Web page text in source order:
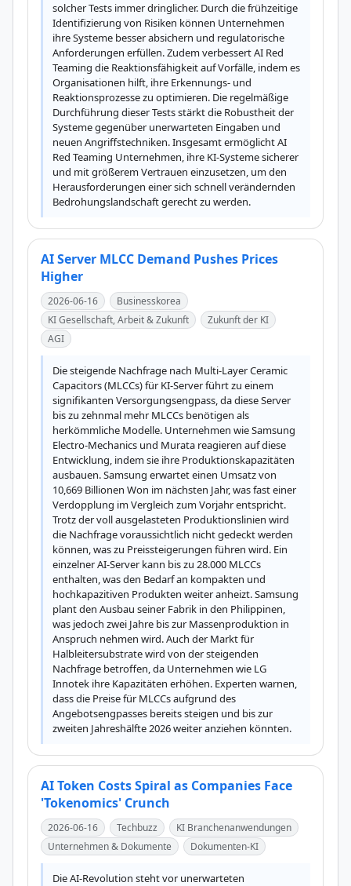
solcher Tests immer dringlicher. Durch die frühzeitige
Identifizierung von Risiken können Unternehmen
ihre Systeme besser absichern und regulatorische
Anforderungen erfüllen. Zudem verbessert AI Red
Teaming die Reaktionsfähigkeit auf Vorfälle, indem es
Organisationen hilft, ihre Erkennungs- und
Reaktionsprozesse zu optimieren. Die regelmäßige
Durchführung dieser Tests stärkt die Robustheit der
Systeme gegenüber unerwarteten Eingaben und
neuen Angriffstechniken. Insgesamt ermöglicht AI
Red Teaming Unternehmen, ihre KI-Systeme sicherer
und mit größerem Vertrauen einzusetzen, um den
Herausforderungen einer sich schnell verändernden
Bedrohungslandschaft gerecht zu werden.
AI Server MLCC Demand Pushes Prices
Higher
2026-06-16
Businesskorea
KI Gesellschaft, Arbeit & Zukunft
Zukunft der KI
AGI
Die steigende Nachfrage nach Multi-Layer Ceramic
Capacitors (MLCCs) für KI-Server führt zu einem
signifikanten Versorgungsengpass, da diese Server
bis zu zehnmal mehr MLCCs benötigen als
herkömmliche Modelle. Unternehmen wie Samsung
Electro-Mechanics und Murata reagieren auf diese
Entwicklung, indem sie ihre Produktionskapazitäten
ausbauen. Samsung erwartet einen Umsatz von
10,669 Billionen Won im nächsten Jahr, was fast einer
Verdopplung im Vergleich zum Vorjahr entspricht.
Trotz der voll ausgelasteten Produktionslinien wird
die Nachfrage voraussichtlich nicht gedeckt werden
können, was zu Preissteigerungen führen wird. Ein
einzelner AI-Server kann bis zu 28.000 MLCCs
enthalten, was den Bedarf an kompakten und
hochkapazitiven Produkten weiter anheizt. Samsung
plant den Ausbau seiner Fabrik in den Philippinen,
was jedoch zwei Jahre bis zur Massenproduktion in
Anspruch nehmen wird. Auch der Markt für
Halbleitersubstrate wird von der steigenden
Nachfrage betroffen, da Unternehmen wie LG
Innotek ihre Kapazitäten erhöhen. Experten warnen,
dass die Preise für MLCCs aufgrund des
Angebotsengpasses bereits steigen und bis zur
zweiten Jahreshälfte 2026 weiter anziehen könnten.
AI Token Costs Spiral as Companies Face
'Tokenomics' Crunch
2026-06-16 Techbuzz
KI Branchenanwendungen
Unternehmen & Dokumente
Dokumenten-KI
Die AI-Revolution steht vor unerwarteten